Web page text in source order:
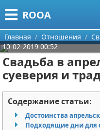
ROOA
Меню
Главная
Категории
Рукоделие
Программирование
Бизнес
Поиск
О проекте
Контакты
Главная Отношения
10-02-2019 00:52
Свадьба в
суеверия и
Содержание статьи:
Достоинства
Подходящие дни для